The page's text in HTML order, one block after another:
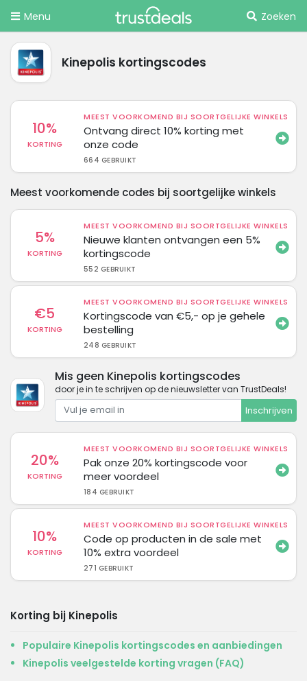
Menu Zoeken
Kinepolis kortingscodes
10%
KORTING
MEEST VOORKOMEND BIJ SOORTGELIJKE WINKELS
Ontvang direct 10% korting met
onze code
664 GEBRUIKT
Meest voorkomende codes bij soortgelijke winkels
5%
KORTING
MEEST VOORKOMEND BIJ SOORTGELIJKE WINKELS
Nieuwe klanten ontvangen een 5%
kortingscode
552 GEBRUIKT
€5
KORTING
MEEST VOORKOMEND BIJ SOORTGELIJKE WINKELS
Kortingscode van €5,- op je gehele
bestelling
248 GEBRUIKT
Mis geen Kinepolis kortingscodes
door je in te schrijven op de nieuwsletter van TrustDeals!
Inschrijven
20%
KORTING
MEEST VOORKOMEND BIJ SOORTGELIJKE WINKELS
Pak onze 20% kortingscode voor
meer voordeel
184 GEBRUIKT
10%
KORTING
MEEST VOORKOMEND BIJ SOORTGELIJKE WINKELS
Code op producten in de sale met
10% extra voordeel
271 GEBRUIKT
Korting bij Kinepolis
Populaire Kinepolis kortingscodes en aanbiedingen
Kinepolis veelgestelde korting vragen (FAQ)